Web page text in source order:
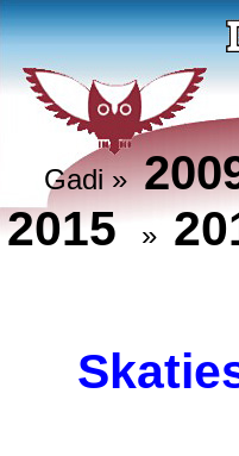
Gadi »
2015
»